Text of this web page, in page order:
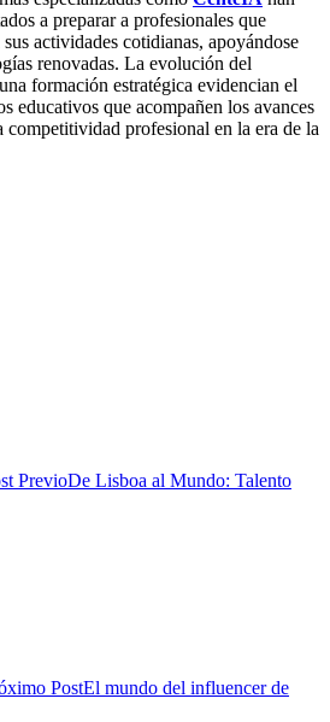
a preparar a profesionales que
actividades cotidianas, apoyándose
renovadas. La evolución del
formación estratégica evidencian el
educativos que acompañen los avances
profesional en la era de la
PrevioDe Lisboa al Mundo: Talento
PostEl mundo del influencer de